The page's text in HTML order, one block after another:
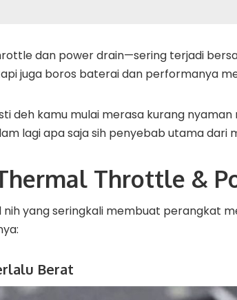
dan power drain—sering terjadi
juga boros baterai dan performanya
deh kamu mulai merasa kurang
lagi apa saja sih penyebab utama dari
Throttle &
nih yang seringkali membuat perangkat
Berat